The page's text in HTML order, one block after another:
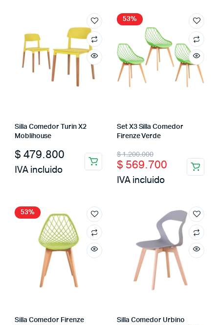
Silla Comedor Turin X2
Moblihouse
$ 479.800
IVA incluido
53%
Set X3 Silla Comedor
Firenze Verde
$1.200.000
Original
price
was:
$ 569.700
Current
price
is:
IVA incluido
53%
Silla Comedor Firenze
Silla Comedor Urbino